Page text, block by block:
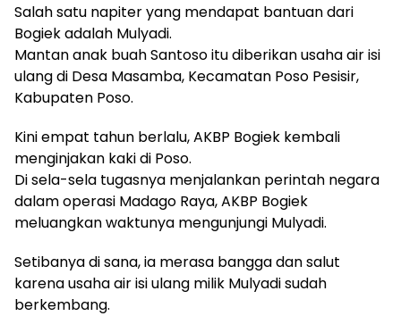
Salah satu napiter yang mendapat bantuan dari
Bogiek adalah Mulyadi.
Mantan anak buah Santoso itu diberikan usaha air isi
ulang di Desa Masamba, Kecamatan Poso Pesisir,
Kabupaten Poso.
Kini empat tahun berlalu, AKBP Bogiek kembali
menginjakan kaki di Poso.
Di sela-sela tugasnya menjalankan perintah negara
dalam operasi Madago Raya, AKBP Bogiek
meluangkan waktunya mengunjungi Mulyadi.
Setibanya di sana, ia merasa bangga dan salut
karena usaha air isi ulang milik Mulyadi sudah
berkembang.